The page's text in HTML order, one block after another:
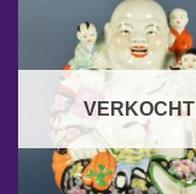
VERKOCHT